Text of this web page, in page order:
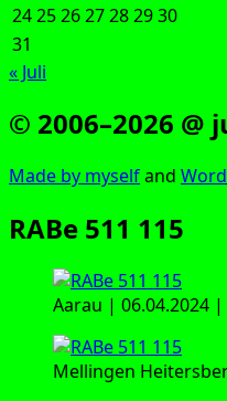
24252627282930
31
« Juli
© 2006–2026 @
Made by mys­elfand
RABe 511 115
Aar­au | 06.04.2024 |
Mel­lin­gen